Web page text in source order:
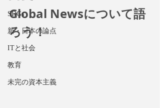
SDGs
新・日本の論点
ITと社会
教育
未完の資本主義
Global Newsについて語
ろう！